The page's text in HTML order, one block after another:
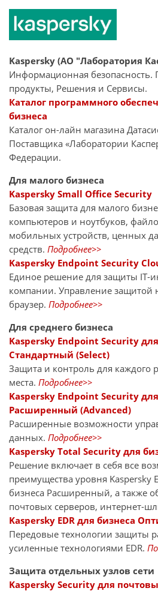
Kaspersky (АО "Лаборатория
Информационная
продукты, Решения и Сервисы.
Каталог программного
бизнеса
Каталог он-лайн магазина
Поставщика «Лаборатории
Федерации.
Для малого бизнеса
Kaspersky Small Office Security
Базовая защита для малого
компьютеров и ноутбуков,
мобильных устройств, ценных
средств. Подробнее>>
Kaspersky Endpoint Security
Единое решение для защиты IT-
компании. Управление защитой
браузер. Подробнее>>
Для среднего бизнеса
Kaspersky Endpoint Security
Стандартный (Select)
Защита и контроль для каждого
места. Подробнее>>
Kaspersky Endpoint Security
Расширенный (Advanced)
Расширенные возможности
данных. Подробнее>>
Kaspersky Total Security для
Решение включает в себя все
преимущества уровня Kaspersky
бизнеса Расширенный, а также
почтовых серверов, интернет-
Kaspersky EDR для бизнеса
Передовые технологии защиты
усиленные технологиями EDR.
Защита отдельных узлов сети
Kaspersky Security для